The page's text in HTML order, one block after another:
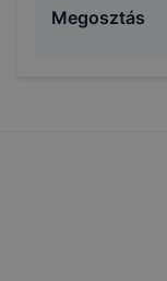
Megosztás